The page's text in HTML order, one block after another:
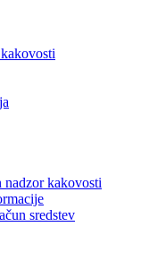
kakovosti
sredstev